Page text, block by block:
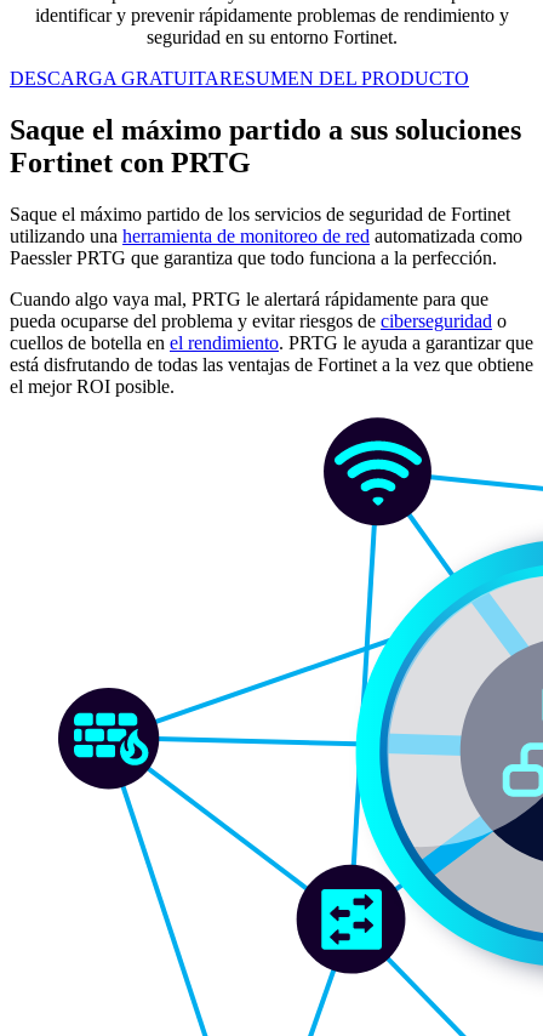
identificar y prevenir rápidamente problemas de rendimiento y
seguridad en su entorno Fortinet.
DESCARGA GRATUITARESUMEN DEL PRODUCTO
Saque el máximo partido a sus soluciones
Fortinet con PRTG
Saque el máximo partido de los servicios de seguridad de Fortinet
utilizando una herramienta de monitoreo de red automatizada como
Paessler PRTG que garantiza que todo funciona a la perfección.
Cuando algo vaya mal, PRTG le alertará rápidamente para que
pueda ocuparse del problema y evitar riesgos de ciberseguridad o
cuellos de botella en el rendimiento. PRTG le ayuda a garantizar que
está disfrutando de todas las ventajas de Fortinet a la vez que obtiene
el mejor ROI posible.